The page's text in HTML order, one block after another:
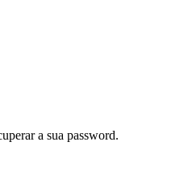
a sua password.